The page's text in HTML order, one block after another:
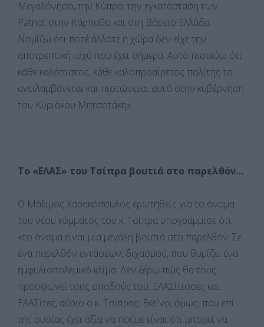
Μεγαλόνησο, την Κύπρο, την εγκατάσταση των
Patriot στην Κάρπαθο και στη Βόρειο Ελλάδα.
Νομίζω ότι ποτέ άλλοτε η χώρα δεν είχε την
αποτρεπτική ισχύ που έχει σήμερα. Αυτό πιστεύω ότι
κάθε καλόπιστος, κάθε καλοπροαίρετος πολίτης το
αντιλαμβάνεται και πιστώνεται αυτό στην κυβέρνηση
του Κυριάκου Μητσοτάκη».
Το «ΕΛΑΣ» του Τσίπρα βουτιά στο παρελθόν…
Ο Μάξιμος Χαρακόπουλος ερωτηθείς για το όνομα
του νέου κόμματος του κ. Τσίπρα υπογράμμισε ότι
«το όνομα είναι μία μεγάλη βουτιά στο παρελθόν. Σε
ένα παρελθόν εντάσεων, διχασμού, που θυμίζει ένα
εμφυλιοπολεμικό κλίμα. Δεν ξέρω πώς θα τους
προσφωνεί τους οπαδούς του; ΕΛΑΣίτισσες και
ΕΛΑΣίτες, αύριο ο κ. Τσίπρας; Εκείνο, όμως, που επί
της ουσίας έχει αξία να πούμε είναι ότι μπορεί να